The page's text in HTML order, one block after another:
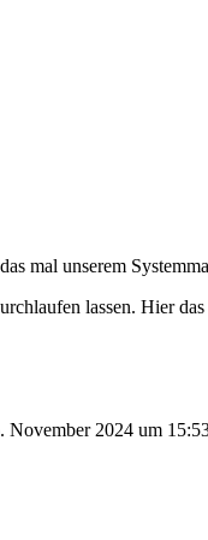
mal unserem
lassen. Hier
November 2024 um